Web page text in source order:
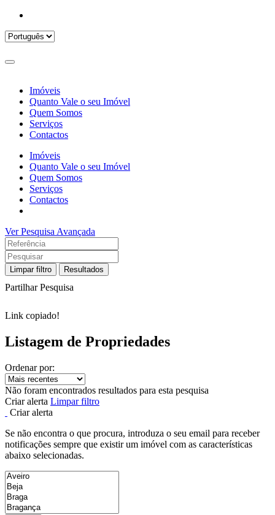
Imóveis
Quanto Vale o seu Imóvel
Quem Somos
Serviços
Contactos
Imóveis
Quanto Vale o seu Imóvel
Quem Somos
Serviços
Contactos
Ver Pesquisa Avançada
Limpar filtro Resultados
Partilhar Pesquisa
Link copiado!
Listagem de Propriedades
Ordenar por:
Não foram encontrados resultados para esta pesquisa
Criar alerta Limpar filtro
Criar alerta
Se não encontra o que procura, introduza o seu email para receber
notificações sempre que existir um imóvel com as características
abaixo selecionadas.